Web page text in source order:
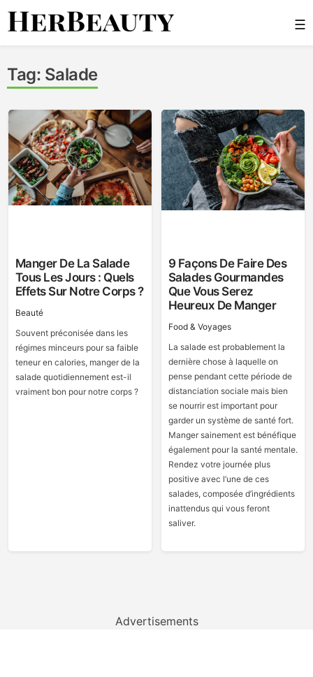
Skip
☰
Tag: Salade
Manger De La Salade
Tous Les Jours : Quels
Effets Sur Notre Corps ?
Beauté
Souvent préconisée dans les
régimes minceurs pour sa faible
teneur en calories, manger de la
salade quotidiennement est-il
vraiment bon pour notre corps ?
9 Façons De Faire Des
Salades Gourmandes
Que Vous Serez
Heureux De Manger
Food & Voyages
La salade est probablement la
dernière chose à laquelle on
pense pendant cette période de
distanciation sociale mais bien
se nourrir est important pour
garder un système de santé fort.
Manger sainement est bénéfique
également pour la santé mentale.
Rendez votre journée plus
positive avec l’une de ces
salades, composée d’ingrédients
inattendus qui vous feront
saliver.
Advertisements